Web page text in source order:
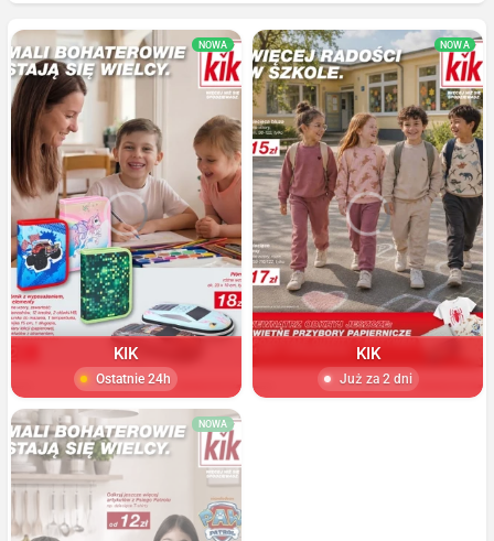
NOWA
KIK
Ostatnie 24h
NOWA
KIK
Już za 2 dni
NOWA